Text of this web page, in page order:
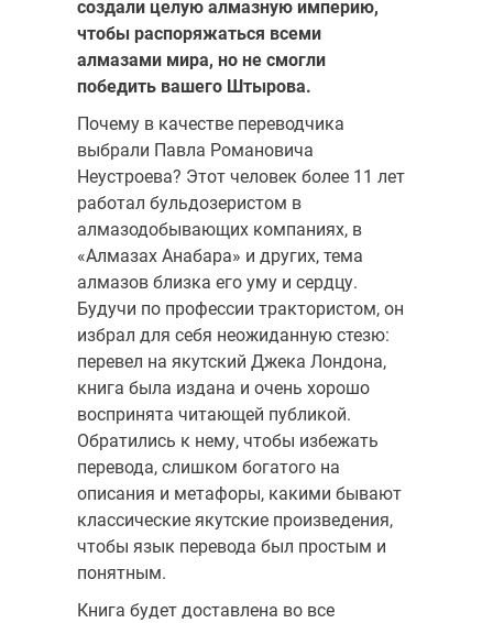
создали целую алмазную империю,
чтобы распоряжаться всеми
алмазами мира, но не смогли
победить вашего Штырова.
Почему в качестве переводчика
выбрали Павла Романовича
Неустроева? Этот человек более 11 лет
работал бульдозеристом в
алмазодобывающих компаниях, в
«Алмазах Анабара» и других, тема
алмазов близка его уму и сердцу.
Будучи по профессии трактористом, он
избрал для себя неожиданную стезю:
перевел на якутский Джека Лондона,
книга была издана и очень хорошо
воспринята читающей публикой.
Обратились к нему, чтобы избежать
перевода, слишком богатого на
описания и метафоры, какими бывают
классические якутские произведения,
чтобы язык перевода был простым и
понятным.
Книга будет доставлена во все